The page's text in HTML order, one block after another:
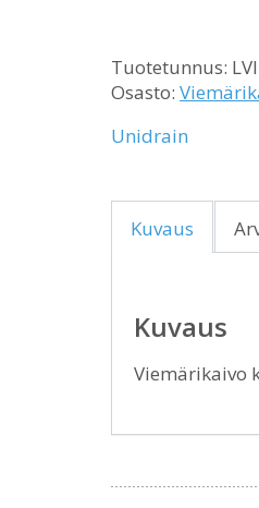
Tuotetunnus:
Osasto:
Unidrain
Kuvaus
Kuvaus
Viemärikaivo